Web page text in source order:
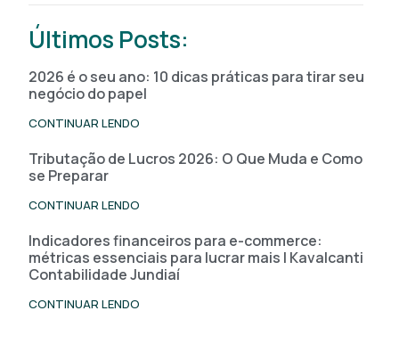
Últimos Posts:
2026 é o seu ano: 10 dicas práticas para tirar seu
negócio do papel
CONTINUAR LENDO
Tributação de Lucros 2026: O Que Muda e Como
se Preparar
CONTINUAR LENDO
Indicadores financeiros para e-commerce:
métricas essenciais para lucrar mais | Kavalcanti
Contabilidade Jundiaí
CONTINUAR LENDO